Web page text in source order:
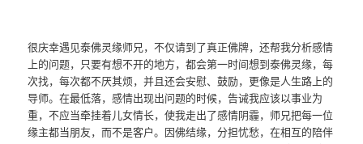
很庆幸遇见泰佛灵缘师兄，不仅请到了真正佛牌，还帮我分析感情
上的问题，只要有想不开的地方，都会第一时间想到泰佛灵缘，每
次找，每次都不厌其烦，并且还会安慰、鼓励，更像是人生路上的
导师。在最低落，感情出现出问题的时候，告诫我应该以事业为
重，不应当牵挂着儿女情长，使我走出了感情阴霾，师兄把每一位
缘主都当朋友，而不是客户。因佛结缘，分担忧愁，在相互的陪伴